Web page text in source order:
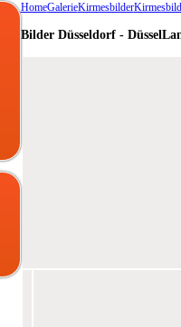
HomeGalerieKirmesbilder
Bilder Düsseldorf -